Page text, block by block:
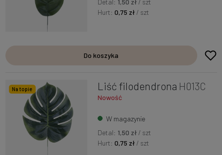
Detal: 1,50 zł/ szt
Hurt:0,75 zł/ szt
Do koszyka
Na topie Liść filodendrona H013C
Nowość
W magazynie
Detal: 1,50 zł / szt
Hurt:0,75 zł / szt